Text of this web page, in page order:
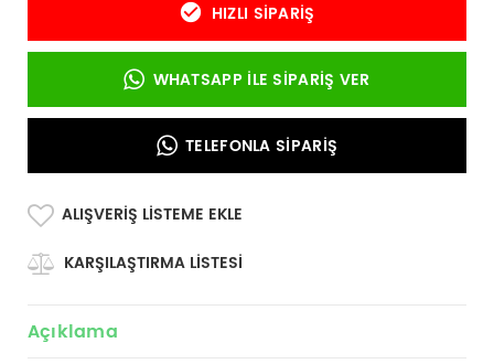
HIZLI SIPARIŞ
WHATSAPP İLE SIPARIŞ VER
TELEFONLA SIPARIŞ
ALIŞVERIŞ LISTEME EKLE
KARŞILAŞTIRMA LISTESI
Açıklama